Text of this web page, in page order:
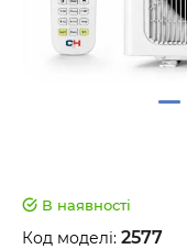
В наявності
Код моделі: 2577